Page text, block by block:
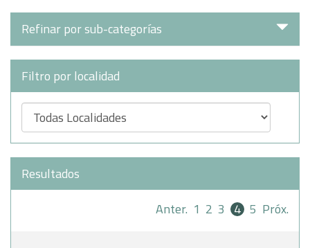
Refinar por sub-categorías
Filtro por localidad
Resultados
Anter. 1 2 3 4 5 Próx.